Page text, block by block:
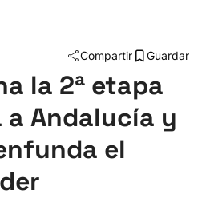
Compartir Guardar
la 2ª etapa
a Andalucía y
el